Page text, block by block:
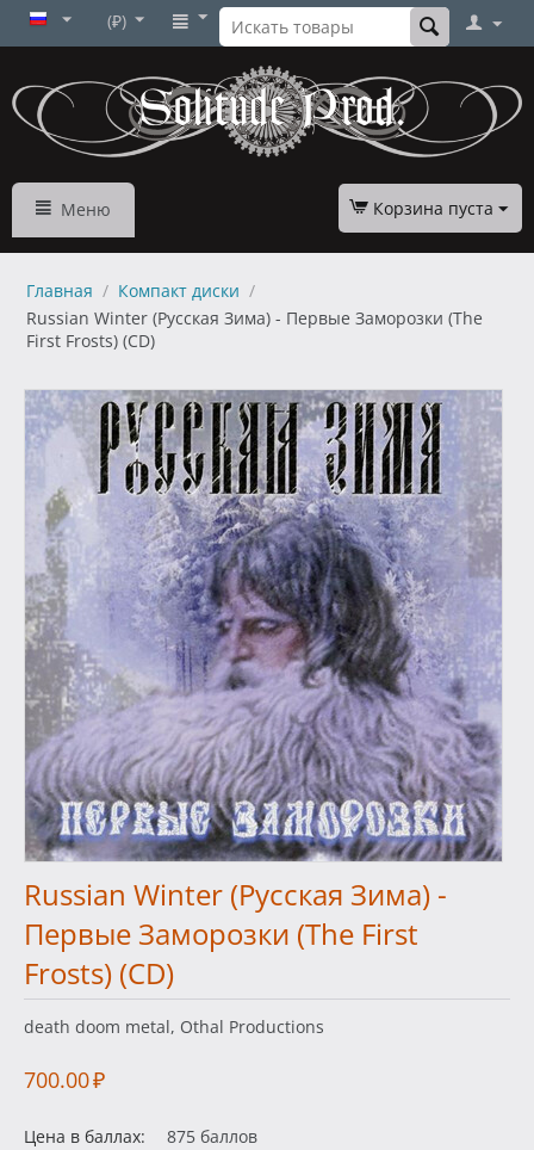
(₽)
Меню Корзина пуста
Главная / Компакт диски /
Russian Winter (Русская Зима) - Первые Заморозки (The
First Frosts) (CD)
Russian Winter (Русская Зима) -
Первые Заморозки (The First
Frosts) (CD)
death doom metal, Othal Productions
700.00₽
Цена в баллах: 875 баллов